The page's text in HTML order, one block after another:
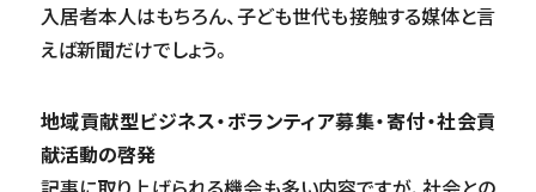
入居者本人はもちろん、子ども世代も接触する媒体と言
えば新聞だけでしょう。
地域貢献型ビジネス・ボランティア募集・寄付・社会貢
献活動の啓発